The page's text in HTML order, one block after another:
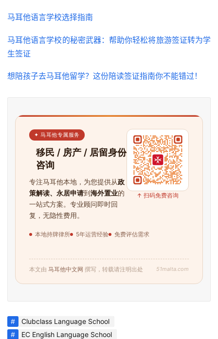
马耳他语言学校选择指南
马耳他语言学校的秘密武器：帮助你轻松将旅游签证转为学
生签证
想陪孩子去马耳他留学？这份陪读签证指南你不能错过！
✦ 马耳他专属服务
移民 / 房产 / 居留身份
咨询
专注马耳他本地，为您提供从政
策解读、永居申请到海外置业的
一站式方案。专业顾问即时回
复，无隐性费用。
本地持牌律所 5年运营经验 免费评估需求
↑ 扫码免费咨询
本文由 马耳他中文网 撰写，转载请注明出处 51malta.com
Clubclass Language School
EC English Language School